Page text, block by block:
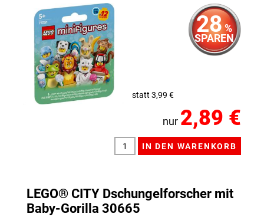
28 %
SPAREN
statt 3,99 €
nur 2,89 €
LEGO® CITY Dschungelforscher mit
Baby-Gorilla 30665